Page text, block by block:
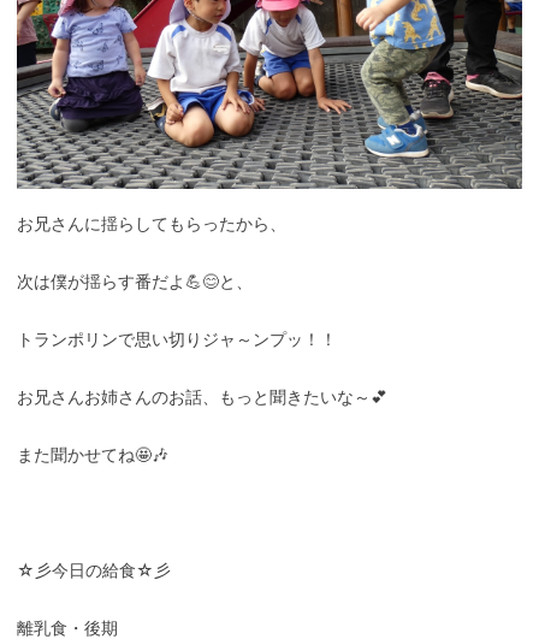
お兄さんに揺らしてもらったから、
次は僕が揺らす番だよ💪😊と、
トランポリンで思い切りジャ～ンプッ！！
お兄さんお姉さんのお話、もっと聞きたいな～💕
また聞かせてね🤩🎶
☆彡今日の給食☆彡
離乳食・後期